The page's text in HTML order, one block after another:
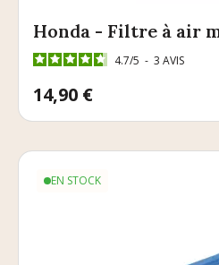
Honda - Filtre à air
4.7/5 - 3 AVIS
Prix
14,90 €
EN STOCK